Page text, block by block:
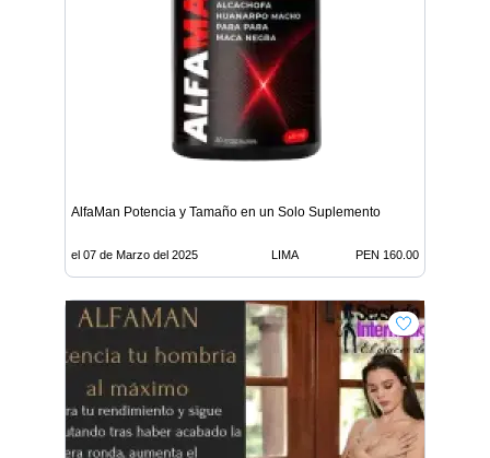
AlfaMan Potencia y Tamaño en un Solo Suplemento
el 07 de Marzo del 2025 LIMA PEN 160.00